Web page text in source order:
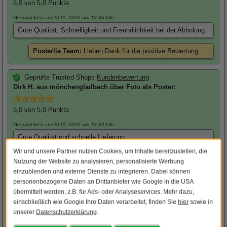
5,0 von 5,0 Punkte
Geschrieben am 20.05.2026 um 12:36 Uhr
Gute Qualität, Schnelligkeit und Freundlichkeit bei der Abholung.
Posterlia Team: Lieben Dank für die positive Bewertung.
Geprüfte Trusted Shops Kundenbewertung
Dirk H. aus mönchengladbach über Foto als Poster:
5,0 von 5,0 Punkte
Geschrieben am 20.05.2026 um 12:39 Uhr
Gute Qualität und schnelle Lieferung
Posterlia Team:Besten Dank für die positive Bewertung.
Geprüfte Trusted ShopsKundenbewertung
MichaelT. aus Dülmen überFoto als Poster:
5,0von 5,0 Punkte
Wir und unsere Partner nutzen Cookies, um Inhalte bereitzustellen, die
Nutzung der Website zu analysieren, personalisierte Werbung
einzublenden und externe Dienste zu integrieren. Dabei können
personenbezogene Daten an Drittanbieter wie Google in die USA
übermittelt werden, z.B. für Ads- oder Analyseservices. Mehr dazu,
einschließlich wie Google Ihre Daten verarbeitet, finden Sie hier sowie in
unserer Datenschutzerklärung.